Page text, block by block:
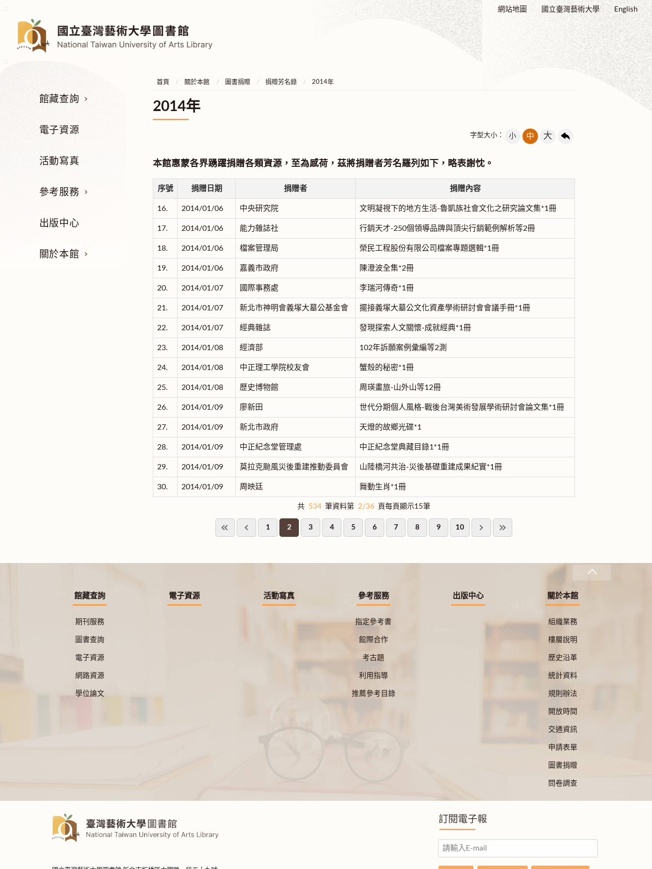
網站地圖 國立臺灣藝術大學 English
館藏查詢
電子資源
活動寫真
參考服務
出版中心
關於本館
首頁 關於本館 圖書捐贈 捐贈芳名錄 2014年
2014年
字型大小： 小 中 大
本館惠蒙各界踴躍捐贈各類資源，至為感荷，茲將捐贈者芳名羅列如下，略表謝忱。
序號 捐贈日期 捐贈者 捐贈內容
16. 2014/01/06 中央研究院 文明凝視下的地方生活-魯凱族社會文化之研究論文集*1冊
17. 2014/01/06 能力雜誌社 行銷天才-250個領導品牌與頂尖行銷範例解析等2冊
18. 2014/01/06 檔案管理局 榮民工程股份有限公司檔案專題選輯*1冊
19. 2014/01/06 嘉義市政府 陳澄波全集*2冊
20. 2014/01/07 國際事務處 李瑞河傳奇*1冊
21. 2014/01/07 新北市神明會義塚大墓公基金會 擺接義塚大墓公文化資產學術研討會會議手冊*1冊
22. 2014/01/07 經典雜誌 發現探索人文關懷-成就經典*1冊
23. 2014/01/08 經濟部 102年訴願案例彙編等2測
24. 2014/01/08 中正理工學院校友會 蟹殼的秘密*1冊
25. 2014/01/08 歷史博物館 周瑛畫旅-山外山等12冊
26. 2014/01/09 廖新田 世代分期個人風格-戰後台灣美術發展學術研討會論文集*1冊
27. 2014/01/09 新北市政府 天燈的故鄉光碟*1
28. 2014/01/09 中正紀念堂管理處 中正紀念堂典藏目錄1*1冊
29. 2014/01/09 莫拉克颱風災後重建推動委員會 山陸橋河共治-災後基礎重建成果紀實*1冊
30. 2014/01/09 周映廷 舞動生肖*1冊
共 534 筆資料第 2/36 頁每頁顯示15筆
1 2 3 4 5 6 7 8 9 10
館藏查詢
期刊服務
圖書查詢
電子資源
網路資源
學位論文
電子資源 活動寫真 參考服務
指定參考書
館際合作
考古題
利用指導
推薦參考目錄
出版中心 關於本館
組織業務
樓層說明
歷史沿革
統計資料
規則辦法
開放時間
交通資訊
申請表單
圖書捐贈
問卷調查
訂閱電子報